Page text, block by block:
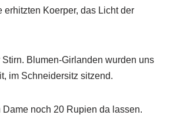
Koerper, das Licht der
Blumen-Girlanden wurden uns
im Schneidersitz sitzend.
noch 20 Rupien da lassen.